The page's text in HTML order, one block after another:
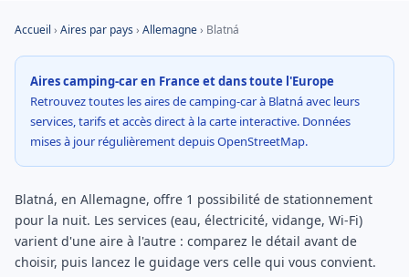
Accueil › Aires par pays› Allemagne› Blatná
Aires camping-car en France et dans toute l'Europe
Retrouvez toutes les aires de camping-car à Blatná avec leurs
services, tarifs et accès direct à la carte interactive. Données
mises à jour régulièrement depuis OpenStreetMap.
Blatná, en Allemagne, offre 1 possibilité de stationnement
pour la nuit. Les services (eau, électricité, vidange, Wi-Fi)
varient d'une aire à l'autre : comparez le détail avant de
choisir, puis lancez le guidage vers celle qui vous convient.